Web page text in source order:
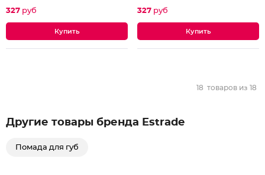
327 руб 327 руб
18 товаров из 18
Другие товары бренда Estrade
Помада для губ